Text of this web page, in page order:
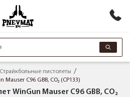
Страйкбольные пистолеты
C96 GBB, CO₂ (CP133)
WinGun Mauser C96 GBB, CO₂